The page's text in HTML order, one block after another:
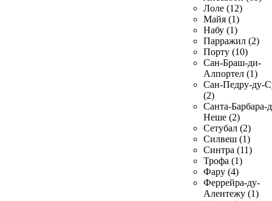
Лоле (12)
Майя (1)
Набу (1)
Парражил (2)
Порту (10)
Сан-Браш-ди-
Алпортел (1)
Сан-Педру-ду-
(2)
Санта-Барбара-
Неше (2)
Сетубал (2)
Силвеш (1)
Синтра (11)
Трофа (1)
Фару (4)
Феррейра-ду-
Алентежу (1)